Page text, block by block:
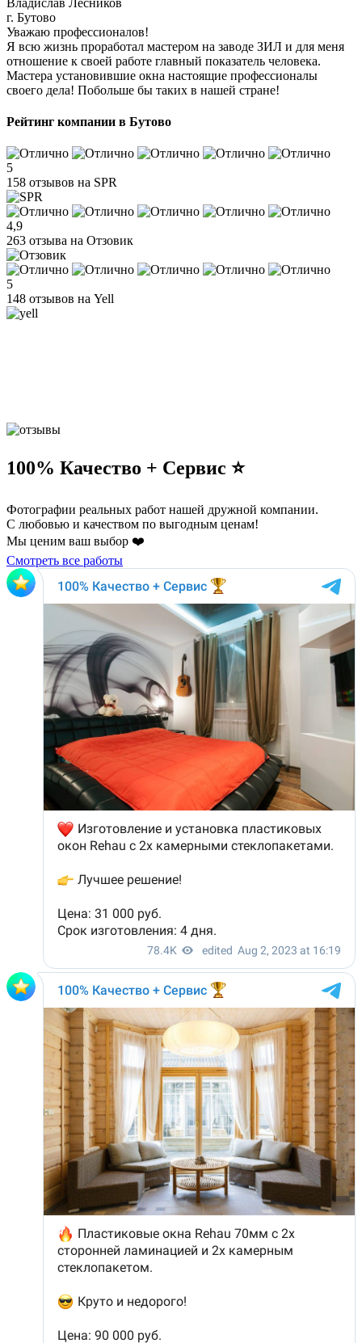
г. Бутово
Уважаю профессионалов!
Я всю жизнь проработал мастером на заводе ЗИЛ и для меня
отношение к своей работе главный показатель человека.
Мастера установившие окна настоящие профессионалы
своего дела! Побольше бы таких в нашей стране!
Рейтинг компании в Бутово
5
158 отзывов на SPR
4,9
263 отзыва на Отзовик
5
148 отзывов на Yell
100% Качество + Сервис ⭐️
Фотографии реальных работ нашей дружной компании.
С любовью и качеством по выгодным ценам!
Мы ценим ваш выбор ❤️
Смотреть все работы